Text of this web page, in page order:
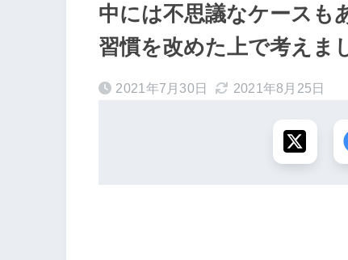
中には不思議なケースも
習慣を改めた上で考えま
2021年7月30日 2021年8月25日